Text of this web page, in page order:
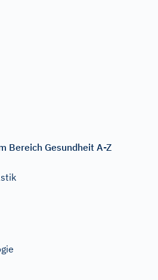
Bereich Gesundheit A-Z